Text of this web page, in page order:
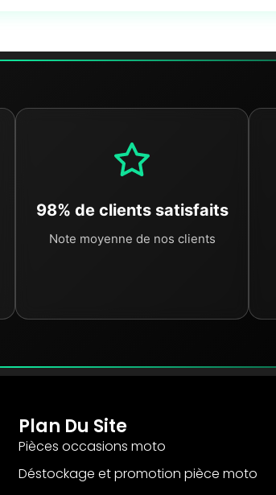
98% de clients satisfaits
Note moyenne de nos clients
Plan Du Site
Pièces occasions moto
Déstockage et promotion pièce moto